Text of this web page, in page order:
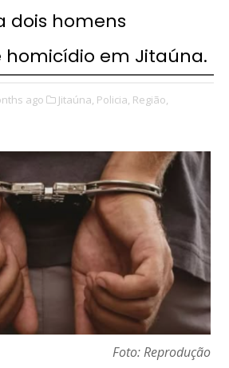
dois homens
homicídio em Jitaúna.
ago Jitaúna, Policia, Região,
Foto: Reprodução